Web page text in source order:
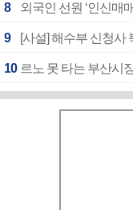
8 외국인 선원 ‘인신매
9 [사설] 해수부 신청사
10 르노 못 타는 부산시